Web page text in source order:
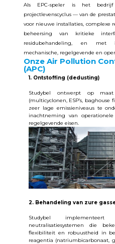
Als EPC-speler is het
projectlevenscyclus — van de
voor nieuwe installaties,
beheersing van kritieke
residubehandeling, en met
mechanische, regelgevende en
Onze Air Pollution
(APC)
1. Ontstoffing (dedusting)
Studybel ontwerpt op maat
(multicyclonen, ESP’s,
zeer lage emissieniveaus te
inachtneming van
regelgevende eisen.
2. Behandeling van zure
Studybel
neutralisatiesystemen die
flexibiliteit en robuustheid in
reagentia (natriumbicarbonaat,